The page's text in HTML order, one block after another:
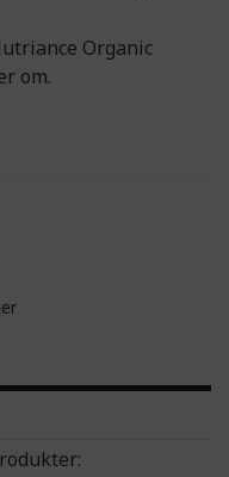
Organic
om.